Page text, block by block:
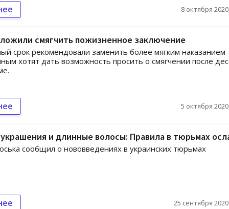
8 октября
смягчить пожизненное заключение
срок рекомендовали заменить более мягким наказанием
хотят дать возможность просить о смягчении после
5 октября
и длинные волосы: Правила в тюрьмах
сообщил о нововведениях в украинских тюрьмах
25 сентября